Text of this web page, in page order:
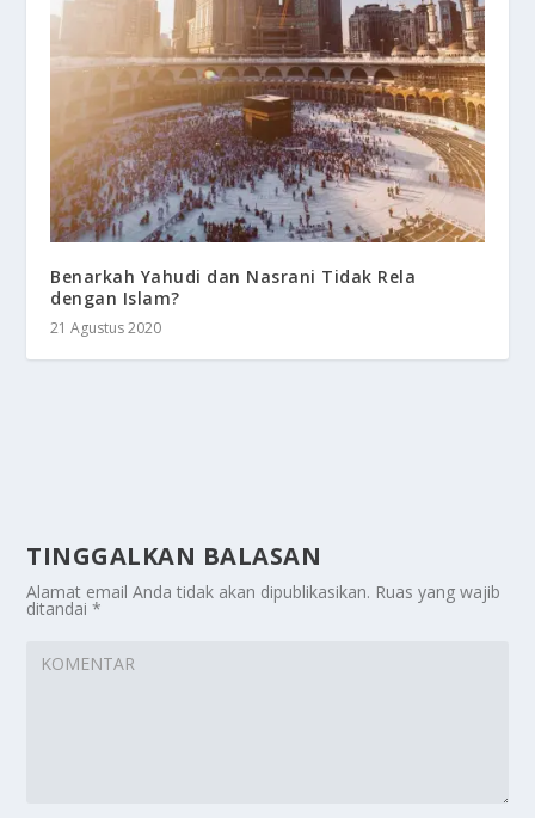
Benarkah Yahudi dan Nasrani Tidak Rela
dengan Islam?
21 Agustus 2020
TINGGALKAN BALASAN
Alamat email Anda tidak akan dipublikasikan. Ruas yang wajib
ditandai*